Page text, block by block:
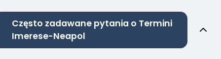
Często zadawane pytania o Termini
Imerese-Neapol